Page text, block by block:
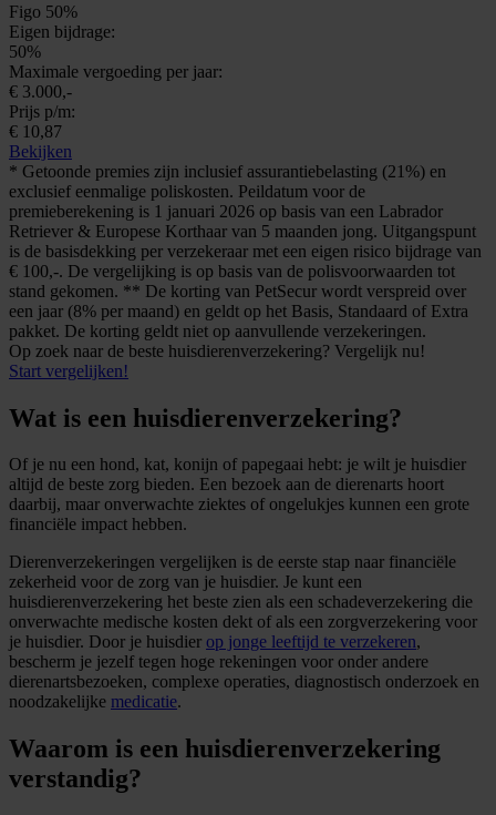
Figo 50%
Eigen bijdrage:
50%
Maximale vergoeding per jaar:
€ 3.000,-
Prijs p/m:
€ 10,87
Bekijken
* Getoonde premies zijn inclusief assurantiebelasting (21%) en
exclusief eenmalige poliskosten. Peildatum voor de
premieberekening is 1 januari 2026 op basis van een Labrador
Retriever & Europese Korthaar van 5 maanden jong. Uitgangspunt
is de basisdekking per verzekeraar met een eigen risico bijdrage van
€ 100,-. De vergelijking is op basis van de polisvoorwaarden tot
stand gekomen. ** De korting van PetSecur wordt verspreid over
een jaar (8% per maand) en geldt op het Basis, Standaard of Extra
pakket. De korting geldt niet op aanvullende verzekeringen.
Op zoek naar de beste huisdierenverzekering? Vergelijk nu!
Start vergelijken!
Wat is een huisdierenverzekering?
Of je nu een hond, kat, konijn of papegaai hebt: je wilt je huisdier
altijd de beste zorg bieden. Een bezoek aan de dierenarts hoort
daarbij, maar onverwachte ziektes of ongelukjes kunnen een grote
financiële impact hebben.
Dierenverzekeringen vergelijken is de eerste stap naar financiële
zekerheid voor de zorg van je huisdier. Je kunt een
huisdierenverzekering het beste zien als een schadeverzekering die
onverwachte medische kosten dekt of als een zorgverzekering voor
je huisdier. Door je huisdier op jonge leeftijd te verzekeren,
bescherm je jezelf tegen hoge rekeningen voor onder andere
dierenartsbezoeken, complexe operaties, diagnostisch onderzoek en
noodzakelijke medicatie.
Waarom is een huisdierenverzekering
verstandig?